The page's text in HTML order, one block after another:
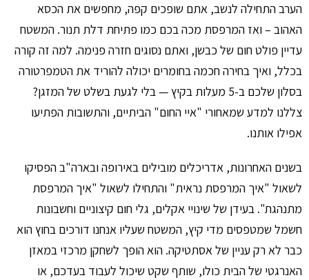
הערב התחילה לנשב, אתם שופכים קפה, מחפשים את הכסא
האהוב – ואז המרפסת מכה בכם כמו פתיחת דלת תנור. המשטח
עדיין פולט חום של כבשן, ואתם נסוגים חזרה פנימה. למה זה קורה
בכלל, ואיך בחירה חכמה בחומרים יכולה להוריד את הטמפרטורה
בסלון שלכם ב-5 מעלות בקיץ — בלי לגעת בשלט של המזגן?
צללנו למדע שמאחורי "איי החום" הביתיים, והתשובות הפתיעו
אפילו אותנו.
בשנים האחרונות, אדריכלים מובילים באירופה ובארה"ב הפסיקו
לשאול "איך המרפסת נראית" והתחילו לשאול "איך המרפסת
מתנהגת". בעידן של שינויי אקלים, גלי חום קיצוניים וחשבונות
חשמל שמטפסים מדי קיץ, המשטח שעליו אנחנו דורכים בחוץ הוא
כבר לא רק עניין של אסתטיקה. הוא הופך לשחקן מרכזי במאזן
האנרגטי של הבית כולו, שותף שקט שיכול לעבוד בעדכם, או